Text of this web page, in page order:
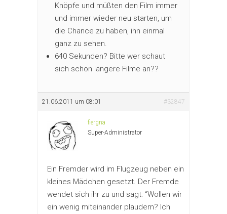
Knöpfe und müßten den Film immer
und immer wieder neu starten, um
die Chance zu haben, ihn einmal
ganz zu sehen.
640 Sekunden? Bitte wer schaut
sich schon längere Filme an??
21.06.2011 um 08:01 #32847
fiergna
Super-Administrator
Ein Fremder wird im Flugzeug neben ein
kleines Mädchen gesetzt. Der Fremde
wendet sich ihr zu und sagt: “Wollen wir
ein wenig miteinander plaudern? Ich